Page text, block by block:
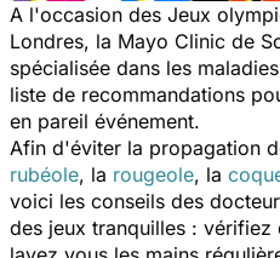
A l'occasion des Jeux
Londres, la Mayo Clinic de
spécialisée dans les
liste de recommandations
en pareil événement.
Afin d'éviter la propagation
rubéole, la rougeole, la
voici les conseils des
des jeux tranquilles : vérifiez